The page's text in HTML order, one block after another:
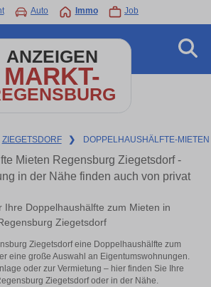
Auto Immo Job
ANZEIGEN
MARKT-
ZIEGETSDORF ❯ DOPPELHAUSHÄLFTE-MIETEN
Mieten Regensburg Ziegetsdorf -
in der Nähe finden auch von privat
Ihre Doppelhaushälfte zum Mieten in
Ziegetsdorf
Ziegetsdorf eine Doppelhaushälfte zum
eine große Auswahl an Eigentumswohnungen.
oder zur Vermietung – hier finden Sie Ihre
Ziegetsdorf oder in der Nähe.